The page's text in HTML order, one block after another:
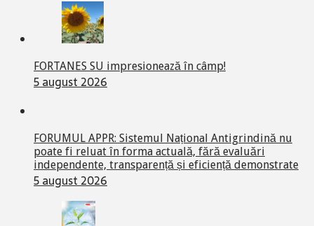
FORTANES SU impresionează în câmp!
5 august 2026
FORUMUL APPR: Sistemul Național Antigrindină nu
poate fi reluat în forma actuală, fără evaluări
independente, transparență și eficiență demonstrate
5 august 2026